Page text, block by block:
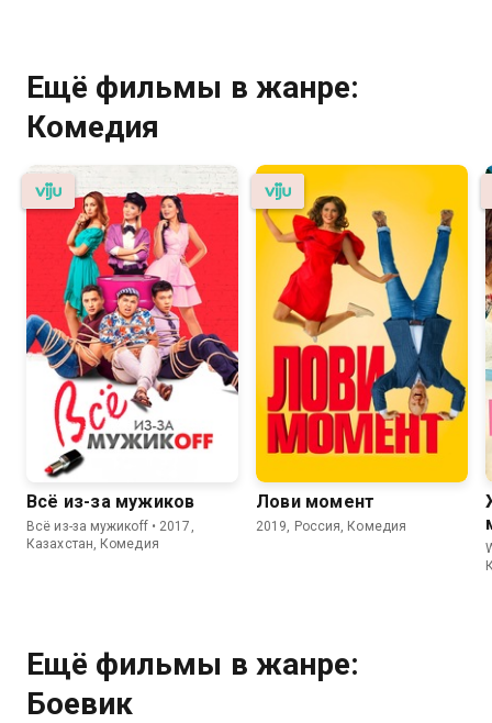
Ещё фильмы в жанре:
Комедия
Всё из-за мужиков
Всё из-за мужикoff • 2017,
Казахстан, Комедия
Лови момент
2019, Россия, Комедия
Ещё фильмы в жанре:
Боевик